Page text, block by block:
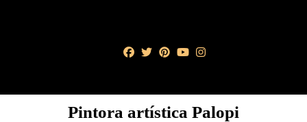
Pintora artística Palopi